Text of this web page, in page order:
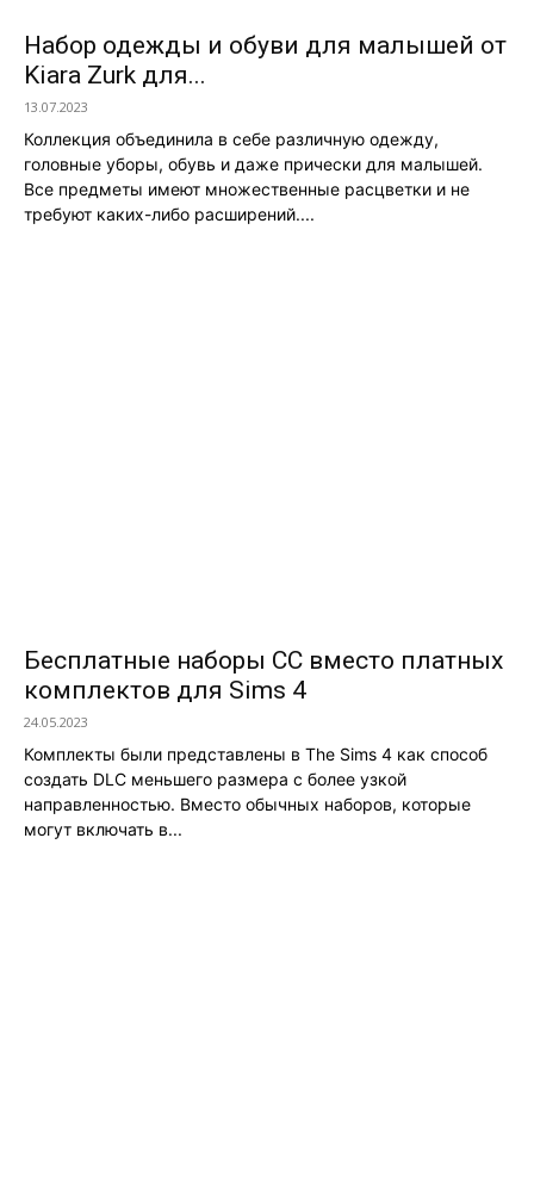
Набор одежды и обуви для малышей от
Kiara Zurk для...
13.07.2023
Коллекция объединила в себе различную одежду,
головные уборы, обувь и даже прически для малышей.
Все предметы имеют множественные расцветки и не
требуют каких-либо расширений....
Бесплатные наборы СС вместо платных
комплектов для Sims 4
24.05.2023
Комплекты были представлены в The Sims 4 как способ
создать DLC меньшего размера с более узкой
направленностью. Вместо обычных наборов, которые
могут включать в...